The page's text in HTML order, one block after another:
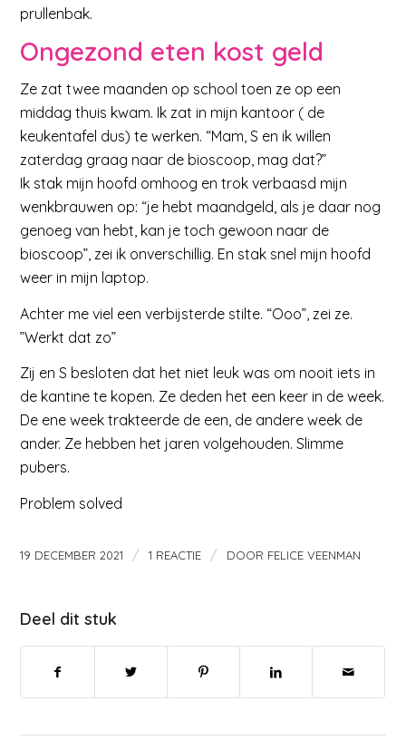
prullenbak.
Ongezond eten kost geld
Ze zat twee maanden op school toen ze op een
middag thuis kwam. Ik zat in mijn kantoor ( de
keukentafel dus) te werken. “Mam, S en ik willen
zaterdag graag naar de bioscoop, mag dat?”
Ik stak mijn hoofd omhoog en trok verbaasd mijn
wenkbrauwen op: “je hebt maandgeld, als je daar nog
genoeg van hebt, kan je toch gewoon naar de
bioscoop”, zei ik onverschillig. En stak snel mijn hoofd
weer in mijn laptop.
Achter me viel een verbijsterde stilte. “Ooo”, zei ze.
”Werkt dat zo”
Zij en S besloten dat het niet leuk was om nooit iets in
de kantine te kopen. Ze deden het een keer in de week.
De ene week trakteerde de een, de andere week de
ander. Ze hebben het jaren volgehouden. Slimme
pubers.
Problem solved
19 DECEMBER 2021 / 1 REACTIE / DOOR FELICE VEENMAN
Deel dit stuk